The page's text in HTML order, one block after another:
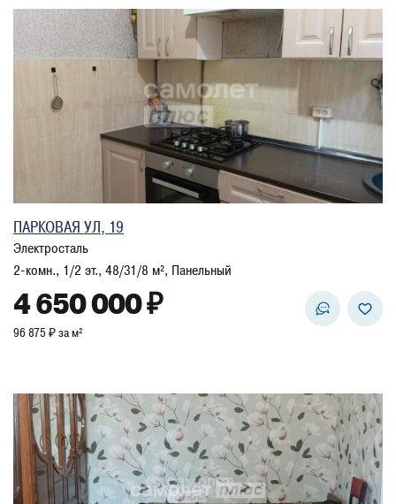
ПАРКОВАЯ УЛ, 19
Электросталь
2-комн., 1/2 эт., 48/31/8 м², Панельный
4 650 000 ₽
96 875 ₽ за м²